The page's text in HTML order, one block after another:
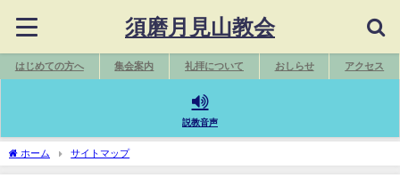
須磨月見山教会
はじめての方へ 集会案内 礼拝について おしらせ アクセス
説教音声
ホーム サイトマップ